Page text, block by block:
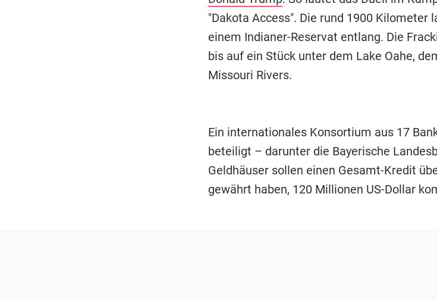
"Dakota Access". Die rund 1900 Kilometer
einem Indianer-Reservat entlang. Die
bis auf ein Stück unter dem Lake Oahe,
Missouri Rivers.
Ein internationales Konsortium aus 17
beteiligt – darunter die Bayerische
Geldhäuser sollen einen Gesamt-Kredit
gewährt haben, 120 Millionen US-Dollar